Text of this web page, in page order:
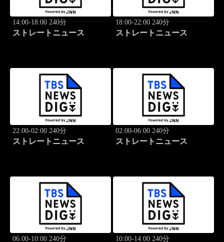
14:00-18:00 240分
ストレートニュース
18:00-22:00 240分
ストレートニュース
22:00-02:00 240分
ストレートニュース
02:00-06:00 240分
ストレートニュース
06:00-10:00 240分 10:00-14:00 240分